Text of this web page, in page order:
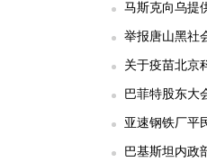
马斯克向乌提
举报唐山黑社
关于疫苗北京
巴菲特股东大
亚速钢铁厂平
巴基斯坦内政